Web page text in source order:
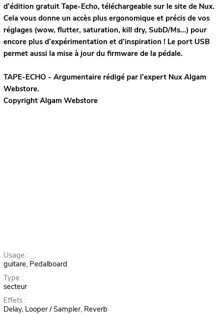
d’édition gratuit Tape-Echo, téléchargeable sur le site de Nux.
Cela vous donne un accès plus ergonomique et précis de vos
réglages (wow, flutter, saturation, kill dry, SubD/Ms...) pour
encore plus d’expérimentation et d’inspiration ! Le port USB
permet aussi la mise à jour du firmware de la pédale.
TAPE-ECHO - Argumentaire rédigé par l’expert NuxAlgam
Webstore.
Copyright Algam Webstore
Usage :
guitare, Pedalboard
Type :
secteur
Effets :
Delay, Looper / Sampler, Reverb